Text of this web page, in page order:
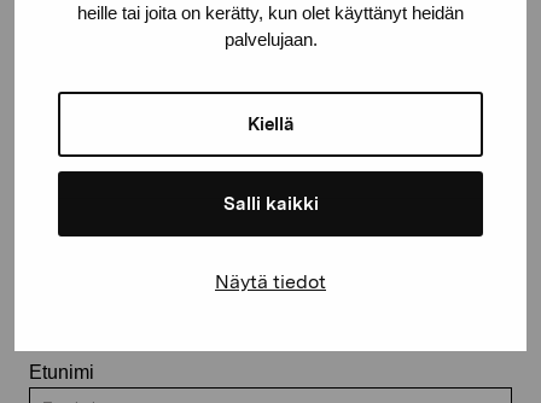
heille tai joita on kerätty, kun olet käyttänyt heidän
palvelujaan.
Kiellä
Salli kaikki
Näytä tiedot
tapahtumista
Etunimi